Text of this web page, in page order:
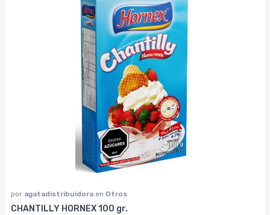
por agatadistribuidora en Otros
CHANTILLY HORNEX 100 gr.